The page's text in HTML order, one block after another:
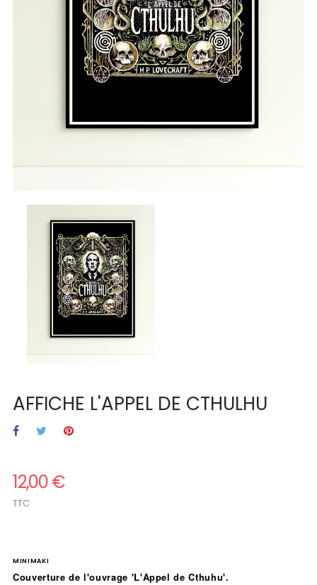
AFFICHE L'APPEL DE CTHULHU
12,00 €
TTC
MINIMAKI
Couverture de l'ouvrage 'L'Appel de Cthuhu'.